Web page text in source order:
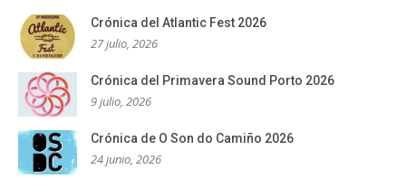
Crónica del Atlantic Fest 2026
27 julio, 2026
Crónica del Primavera Sound Porto 2026
9 julio, 2026
Crónica de O Son do Camiño 2026
24 junio, 2026